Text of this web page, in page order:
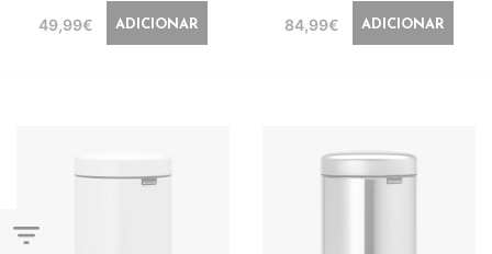
filter_list
49,99€ ADICIONAR 84,99€ ADICIONAR